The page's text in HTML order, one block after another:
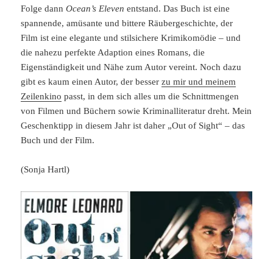
Folge dannOcean’s Eleven entstand. Das Buch ist eine
spannende, amüsante und bittere Räubergeschichte, der
Film ist eine elegante und stilsichere Krimikomödie – und
die nahezu perfekte Adaption eines Romans, die
Eigenständigkeit und Nähe zum Autor vereint. Noch dazu
gibt es kaum einen Autor, der besserzu mir und meinem
Zeilenkino passt, in dem sich alles um die Schnittmengen
von Filmen und Büchern sowie Kriminalliteratur dreht. Mein
Geschenktipp in diesem Jahr ist daher „Out of Sight“ – das
Buch und der Film.
(Sonja Hartl)